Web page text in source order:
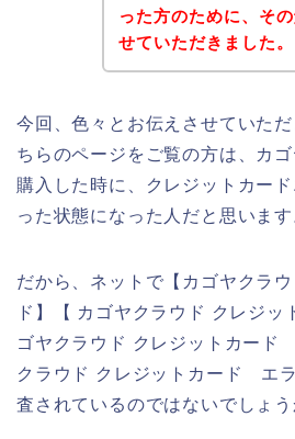
った方のために、そ
せていただきました。
今回、色々とお伝えさせていた
ちらのページをご覧の方は、カ
購入した時に、クレジットカー
った状態になった人だと思います
だから、ネットで【カゴヤクラ
ド】【 カゴヤクラウド クレジ
ゴヤクラウド クレジットカード
クラウド クレジットカード エ
査されているのではないでしょう